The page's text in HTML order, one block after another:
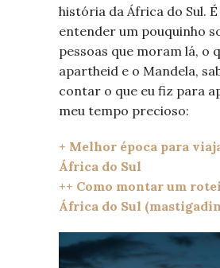
história da África do Sul.
entender um pouquinho
pessoas que moram lá, o
apartheid e o Mandela,
contar o que eu fiz para
meu tempo precioso:
+ Melhor época para
África do Sul
++ Como montar um
África do Sul